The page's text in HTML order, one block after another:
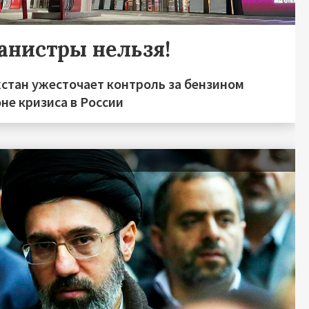
нельзя!
ужесточает контроль за бензином
кризиса в России